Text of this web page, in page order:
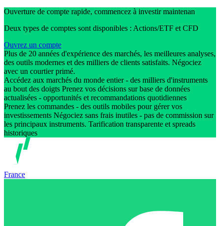
Ouverture de compte rapide, commencez à investir maintenan
Deux types de comptes sont disponibles : Actions/ETF et CFD
Ouvrez un compte
Plus de 20 années d'expérience des marchés, les meilleures analyses,
des outils modernes et des milliers de clients satisfaits. Négociez
avec un courtier primé.
Accédez aux marchés du monde entier - des milliers d'instruments
au bout des doigts Prenez vos décisions sur base de données
actualisées - opportunités et recommandations quotidiennes
Prenez les commandes - des outils mobiles pour gérer vos
investissements Négociez sans frais inutiles - pas de commission sur
les principaux instruments. Tarification transparente et spreads
historiques
France